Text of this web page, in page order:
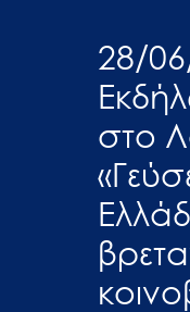
28/
στο